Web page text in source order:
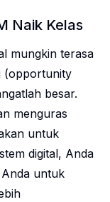
Naik Kelas
mungkin terasa
(opportunity
besar.
menguras
untuk
digital, Anda
untuk